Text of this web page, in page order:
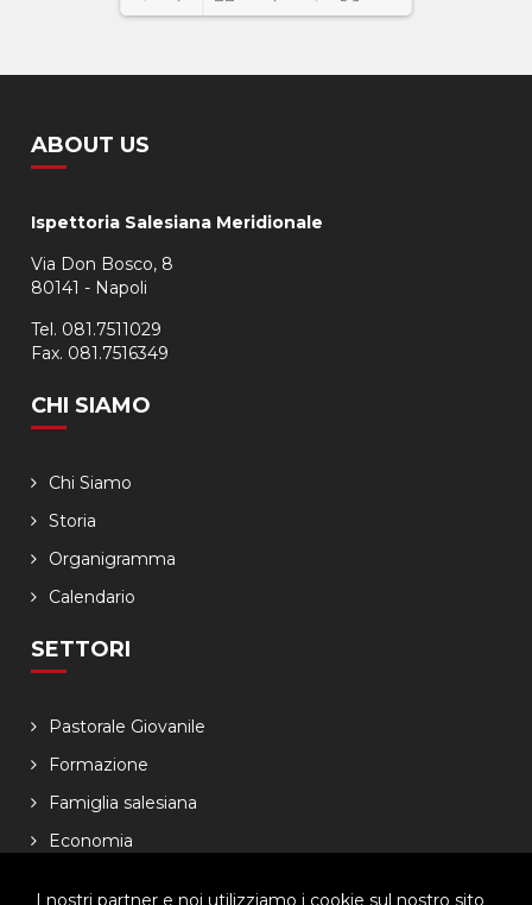
I nostri partner e noi utilizziamo i cookie sul nostro sito
ABOUT US
Ispettoria Salesiana Meridionale
Via Don Bosco, 8
80141 - Napoli
Tel. 081.7511029
Fax. 081.7516349
CHI SIAMO
Chi Siamo
Storia
Organigramma
Calendario
SETTORI
Pastorale Giovanile
Formazione
Famiglia salesiana
Economia